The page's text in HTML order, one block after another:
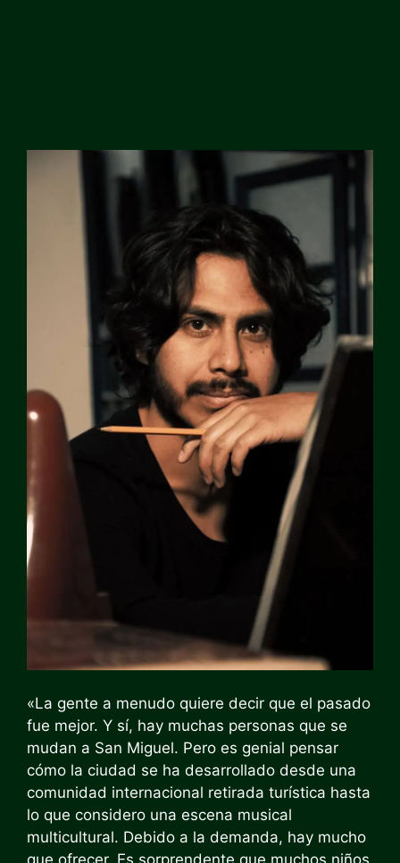
«La gente a menudo quiere decir que el pasado
fue mejor. Y sí, hay muchas personas que se
mudan a San Miguel. Pero es genial pensar
cómo la ciudad se ha desarrollado desde una
comunidad internacional retirada turística hasta
lo que considero una escena musical
multicultural. Debido a la demanda, hay mucho